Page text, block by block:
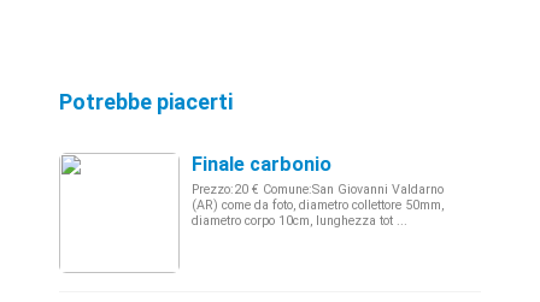
Potrebbe piacerti
Finale carbonio
Prezzo:20 € Comune:San Giovanni Valdarno
(AR) come da foto, diametro collettore 50mm,
diametro corpo 10cm, lunghezza tot ...